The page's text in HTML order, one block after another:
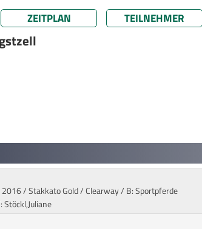
ZEITPLAN TEILNEHMER
/ Stakkato Gold / Clearway/ B: Sportpferde